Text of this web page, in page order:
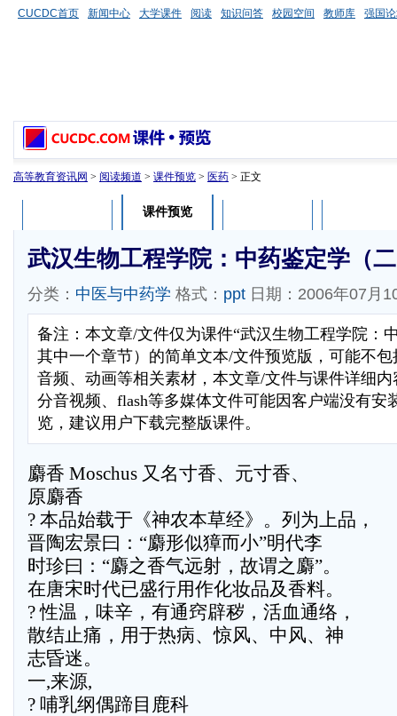
CUCDC首页 新闻中心 大学课件 阅读 知识问答 校园空间 教师库 强国
高等教育资讯网 > 阅读频道 > 课件预览 > 医药 > 正文
课件预览
武汉生物工程学院：中药鉴定学（
分类： 中医与中药学 格式： ppt 日期：2006年07月
备注：本文章/文件仅为课件“武汉生物工程学院：
其中一个章节）的简单文本/文件预览版，可能不
音频、动画等相关素材，本文章/文件与课件详细
分音视频、flash等多媒体文件可能因客户端没有安
览，建议用户下载完整版课件。
麝香 Moschus 又名寸香、元寸香、
原麝香
? 本品始载于《神农本草经》。列为上品，
晋陶宏景曰：“麝形似獐而小”明代李
时珍曰：“麝之香气远射，故谓之麝”。
在唐宋时代已盛行用作化妆品及香料。
? 性温，味辛，有通窍辟秽，活血通络，
散结止痛，用于热病、惊风、中风、神
志昏迷。
一,来源,
? 哺乳纲偶蹄目鹿科